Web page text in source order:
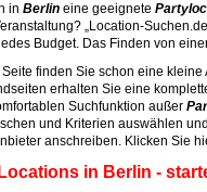
in Berlin eine geeignete
„Location-
Budget. Das Finden von
finden Sie schon eine
erhalten Sie eine
Suchfunktion außer
und Kriterien auswählen
anschreiben. Klicken Sie
in Berlin -